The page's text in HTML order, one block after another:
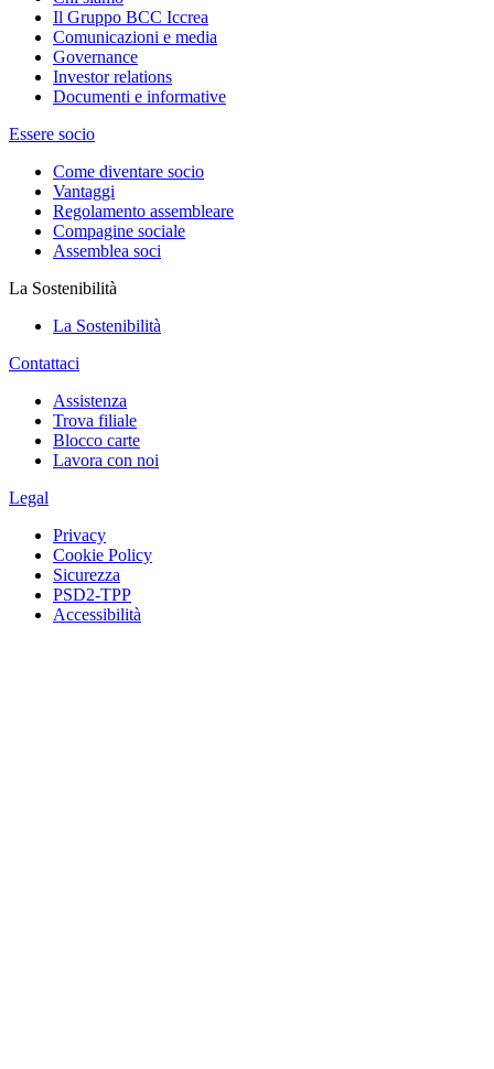
Il Gruppo BCC Iccrea
Comunicazioni e media
Governance
Investor relations
Documenti e informative
Essere socio
Come diventare socio
Vantaggi
Regolamento assembleare
Compagine sociale
Assemblea soci
La Sostenibilità
La Sostenibilità
Contattaci
Assistenza
Trova filiale
Blocco carte
Lavora con noi
Legal
Privacy
Cookie Policy
Sicurezza
PSD2-TPP
Accessibilità